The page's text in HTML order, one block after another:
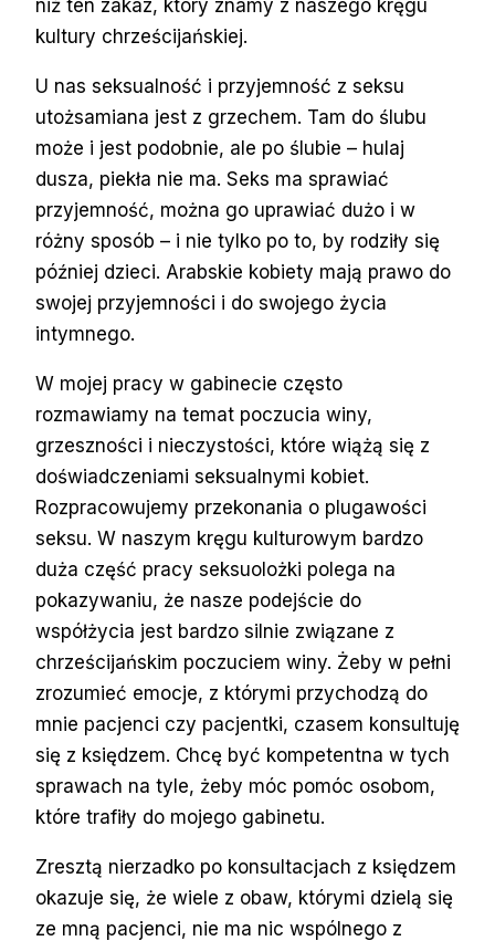
niż ten zakaz, który znamy z naszego kręgu
kultury chrześcijańskiej.
U nas seksualność i przyjemność z seksu
utożsamiana jest z grzechem. Tam do ślubu
może i jest podobnie, ale po ślubie – hulaj
dusza, piekła nie ma. Seks ma sprawiać
przyjemność, można go uprawiać dużo i w
różny sposób – i nie tylko po to, by rodziły się
później dzieci. Arabskie kobiety mają prawo do
swojej przyjemności i do swojego życia
intymnego.
W mojej pracy w gabinecie często
rozmawiamy na temat poczucia winy,
grzeszności i nieczystości, które wiążą się z
doświadczeniami seksualnymi kobiet.
Rozpracowujemy przekonania o plugawości
seksu. W naszym kręgu kulturowym bardzo
duża część pracy seksuolożki polega na
pokazywaniu, że nasze podejście do
współżycia jest bardzo silnie związane z
chrześcijańskim poczuciem winy. Żeby w pełni
zrozumieć emocje, z którymi przychodzą do
mnie pacjenci czy pacjentki, czasem konsultuję
się z księdzem. Chcę być kompetentna w tych
sprawach na tyle, żeby móc pomóc osobom,
które trafiły do mojego gabinetu.
Zresztą nierzadko po konsultacjach z księdzem
okazuje się, że wiele z obaw, którymi dzielą się
ze mną pacjenci, nie ma nic wspólnego z